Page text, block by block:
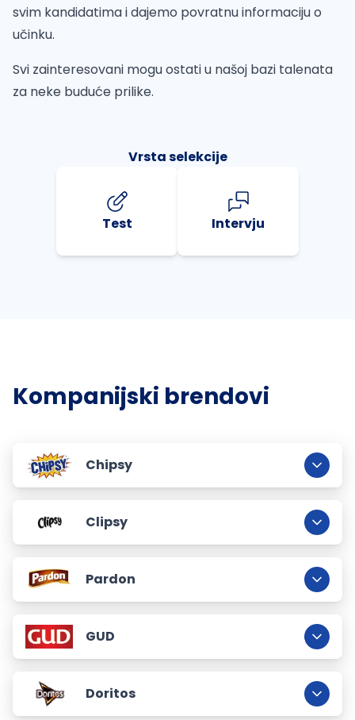
svim kandidatima i dajemo povratnu informaciju o
učinku.
Svi zainteresovani mogu ostati u našoj bazi talenata
za neke buduće prilike.
Vrsta selekcije
Test Intervju
Kompanijski brendovi
Chipsy
Clipsy
Pardon
GUD
Doritos